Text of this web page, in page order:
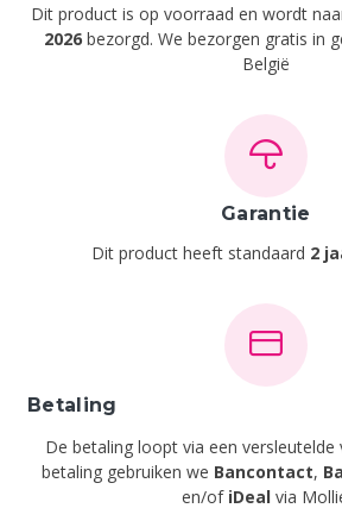
Dit product is op voorraad en wordt
2026bezorgd. We bezorgen gratis in
België
Garantie
Dit product heeft standaard 2
Betaling
De betaling loopt via een versleutelde
betaling gebruiken we Bancontact,
en/of iDeal via